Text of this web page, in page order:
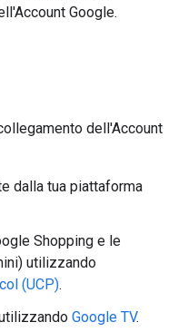
Google.
dell'Account
dalla tua piattaforma
Shopping e le
utilizzando
(UCP).
Google TV.